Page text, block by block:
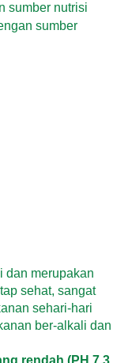
sumber nutrisi
sumber
dan merupakan
sehat, sangat
sehari-hari
ber-alkali dan